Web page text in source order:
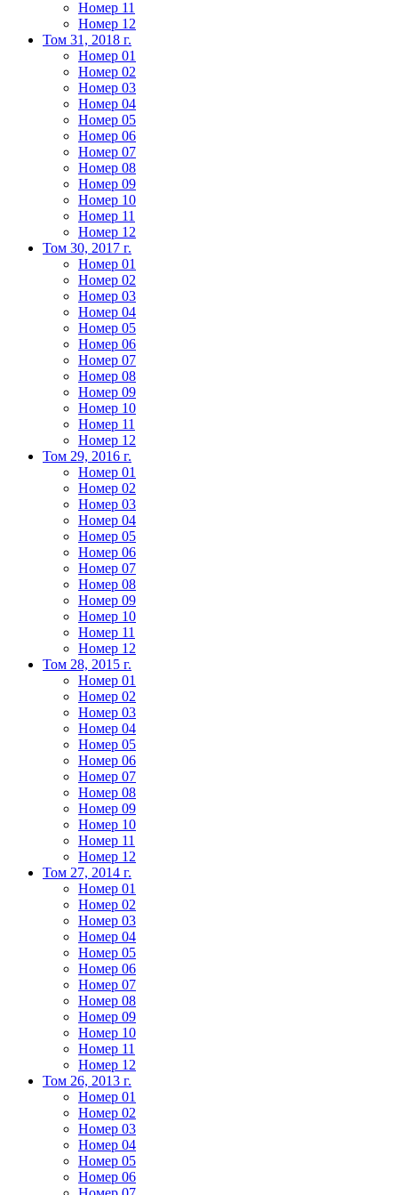
Номер 11
Номер 12
Том 31, 2018 г.
Номер 01
Номер 02
Номер 03
Номер 04
Номер 05
Номер 06
Номер 07
Номер 08
Номер 09
Номер 10
Номер 11
Номер 12
Том 30, 2017 г.
Номер 01
Номер 02
Номер 03
Номер 04
Номер 05
Номер 06
Номер 07
Номер 08
Номер 09
Номер 10
Номер 11
Номер 12
Том 29, 2016 г.
Номер 01
Номер 02
Номер 03
Номер 04
Номер 05
Номер 06
Номер 07
Номер 08
Номер 09
Номер 10
Номер 11
Номер 12
Том 28, 2015 г.
Номер 01
Номер 02
Номер 03
Номер 04
Номер 05
Номер 06
Номер 07
Номер 08
Номер 09
Номер 10
Номер 11
Номер 12
Том 27, 2014 г.
Номер 01
Номер 02
Номер 03
Номер 04
Номер 05
Номер 06
Номер 07
Номер 08
Номер 09
Номер 10
Номер 11
Номер 12
Том 26, 2013 г.
Номер 01
Номер 02
Номер 03
Номер 04
Номер 05
Номер 06